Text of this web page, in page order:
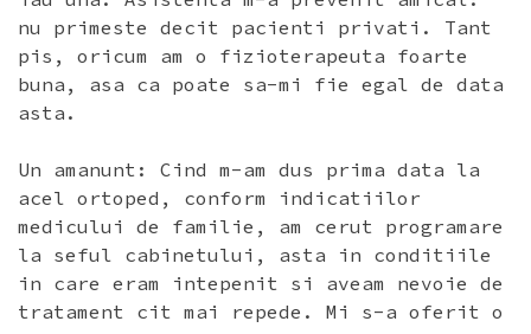
nu primeste decit pacienti privati. Tant
pis, oricum am o fizioterapeuta foarte
buna, asa ca poate sa-mi fie egal de data
asta.
Un amanunt: Cind m-am dus prima data la
acel ortoped, conform indicatiilor
medicului de familie, am cerut programare
la seful cabinetului, asta in conditiile
in care eram intepenit si aveam nevoie de
tratament cit mai repede. Mi s-a oferit o